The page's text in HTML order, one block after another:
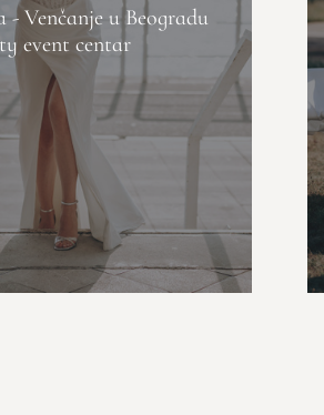
Venčanje u Beogradu
event centar